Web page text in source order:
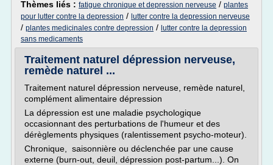
Thèmes liés : fatigue chronique et depression nerveuse / plantes
pour lutter contre la depression / lutter contre la depression nerveuse
/ plantes medicinales contre depression / lutter contre la depression
sans medicaments
Traitement naturel dépression nerveuse,
remède naturel ...
Traitement naturel dépression nerveuse, remède naturel,
complément alimentaire dépression
La dépression est une maladie psychologique
occasionnant des perturbations de l'humeur et des
dérèglements physiques (ralentissement psycho-moteur).
Chronique, saisonnière ou déclenchée par une cause
externe (burn-out, deuil, dépression post-partum...). On